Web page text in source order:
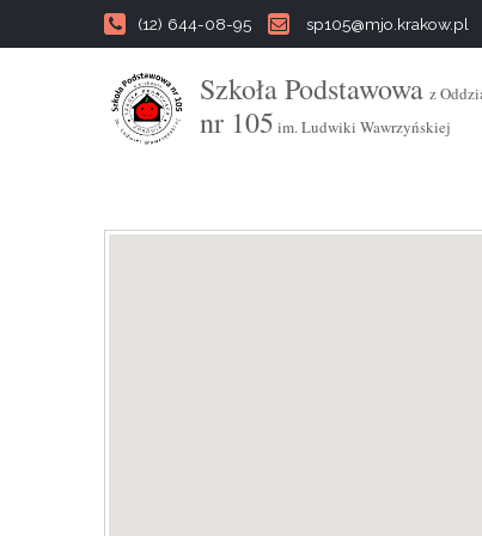
(12) 644-08-95 sp105@mjo.krakow.pl
Szkoła Podstawowa z
nr 105 im. Ludwiki Wawrzyńskiej